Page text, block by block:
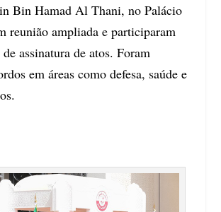
Bin Hamad Al Thani, no Palácio
reunião ampliada e participaram
assinatura de atos. Foram
em áreas como defesa, saúde e